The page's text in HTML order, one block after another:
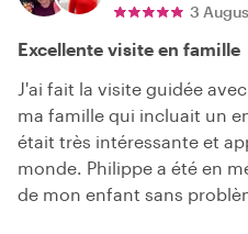
3
Excellente visite en famille
J'ai fait la visite guidée
ma famille qui incluait un
était très intéressante et
monde. Philippe a été en
de mon enfant sans